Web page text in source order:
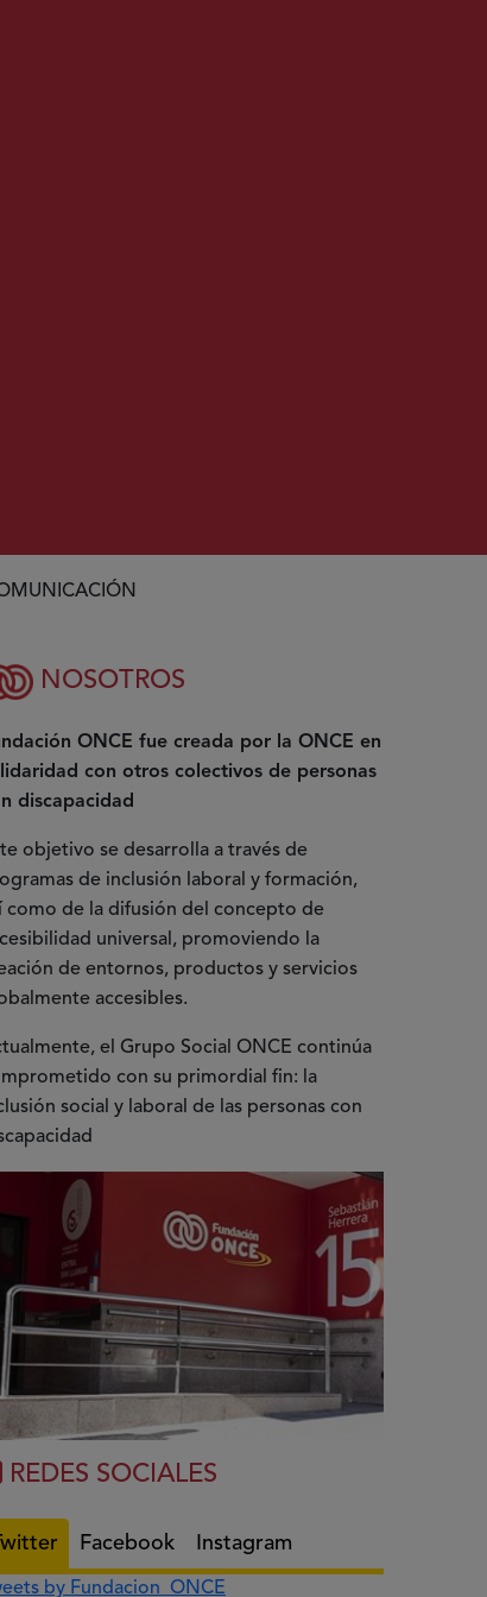
NOSOTROS
ONCE fue creada por la ONCE en
con otros colectivos de personas
discapacidad
objetivo se desarrolla a través de
de inclusión laboral y formación,
como de la difusión del concepto de
universal, promoviendo la
de entornos, productos y servicios
accesibles.
el Grupo Social ONCE continúa
con su primordial fin: la
social y laboral de las personas con
REDES SOCIALES
Facebook Instagram
by Fundacion_ONCE